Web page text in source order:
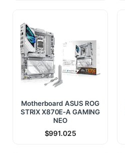
Motherboard ASUS ROG
STRIX X870E-A GAMING
NEO
$991.025